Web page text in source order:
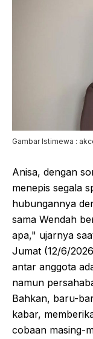
Gambar Istimewa :
Anisa, dengan
menepis segala
hubungannya
sama Wendah
apa," ujarnya
Jumat (12/6/
antar anggota
namun
Bahkan, baru-
kabar,
cobaan masing-